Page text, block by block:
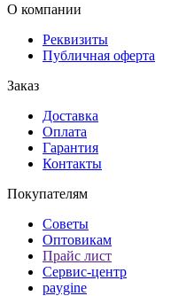
О компании
Реквизиты
Публичная оферта
Заказ
Доставка
Оплата
Гарантия
Контакты
Покупателям
Советы
Оптовикам
Прайс лист
Сервис-центр
paygine